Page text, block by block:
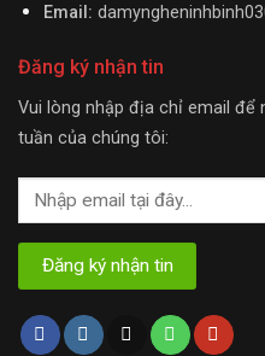
Email:
Đăng ký nhận tin
Vui lòng nhập địa chỉ email để
tuần của chúng tôi: